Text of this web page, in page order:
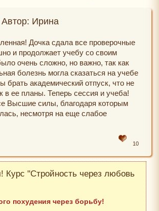
Ирина
Дочка сдала все проверочные
и продолжает учебу со своим
очень сложно, но важно, так как
болезнь могла сказаться на учебе
брать академический отпуск, что не
в ее планы. Теперь сессия и учеба!
Высшие силы, благодаря которым
несмотря на еще слабое
10
Курс "Стройность через любовь
похудения через борьбу!